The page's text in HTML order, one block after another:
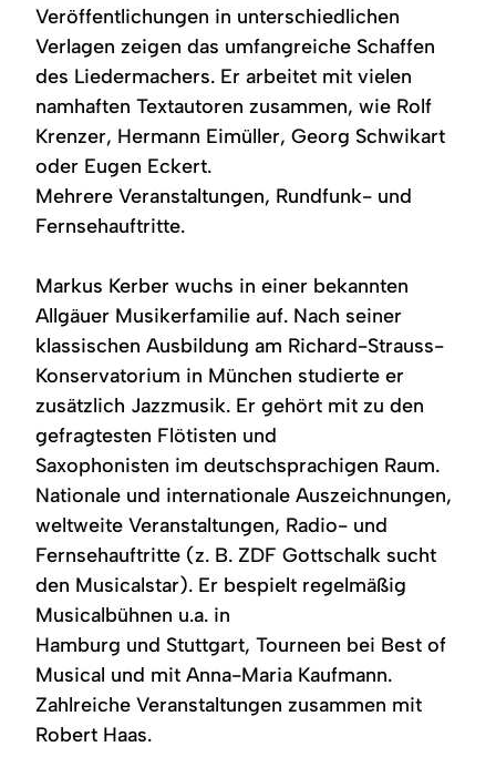
Veröffentlichungen in unterschiedlichen
Verlagen zeigen das umfangreiche Schaffen
des Liedermachers. Er arbeitet mit vielen
namhaften Textautoren zusammen, wie Rolf
Krenzer, Hermann Eimüller, Georg Schwikart
oder Eugen Eckert.
Mehrere Veranstaltungen, Rundfunk- und
Fernsehauftritte.
Markus Kerber wuchs in einer bekannten
Allgäuer Musikerfamilie auf. Nach seiner
klassischen Ausbildung am Richard-Strauss-
Konservatorium in München studierte er
zusätzlich Jazzmusik. Er gehört mit zu den
gefragtesten Flötisten und
Saxophonisten im deutschsprachigen Raum.
Nationale und internationale Auszeichnungen,
weltweite Veranstaltungen, Radio- und
Fernsehauftritte (z. B. ZDF Gottschalk sucht
den Musicalstar). Er bespielt regelmäßig
Musicalbühnen u.a. in
Hamburg und Stuttgart, Tourneen bei Best of
Musical und mit Anna-Maria Kaufmann.
Zahlreiche Veranstaltungen zusammen mit
Robert Haas.